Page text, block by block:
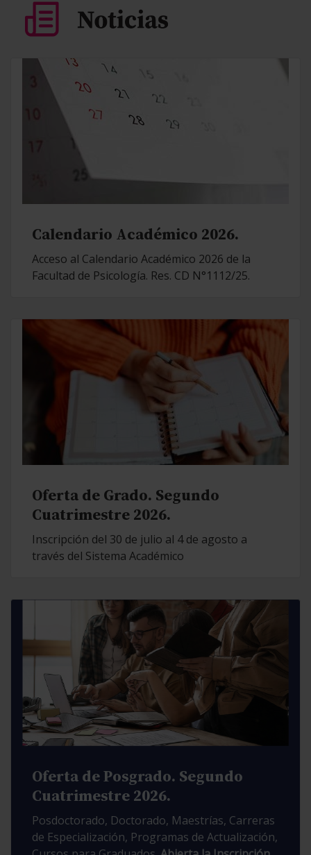
Calendario Académico 2026.
Acceso al Calendario Académico 2026 de la
Facultad de Psicología. Res. CD N°1112/25.
Oferta de Grado. Segundo
Cuatrimestre 2026.
Inscripción del 30 de julio al 4 de agosto a
través del Sistema Académico
Oferta de Posgrado. Segundo
Cuatrimestre 2026.
Posdoctorado, Doctorado, Maestrías, Carreras
de Especialización, Programas de Actualización,